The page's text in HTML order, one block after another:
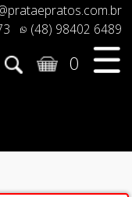
(48) 98402 6489
0